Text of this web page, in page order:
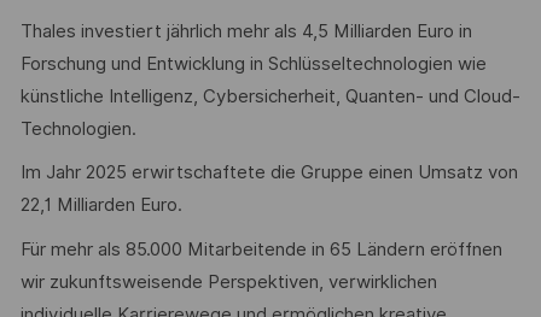
Thales investiert jährlich mehr als 4,5 Milliarden Euro in
Forschung und Entwicklung in Schlüsseltechnologien wie
künstliche Intelligenz, Cybersicherheit, Quanten- und Cloud-
Technologien.
Im Jahr 2025 erwirtschaftete die Gruppe einen Umsatz von
22,1 Milliarden Euro.
Für mehr als 85.000 Mitarbeitende in 65 Ländern eröffnen
wir zukunftsweisende Perspektiven, verwirklichen